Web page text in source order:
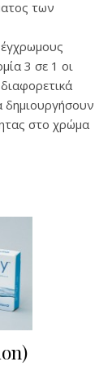
των
3 σε 1 οι
δημιουργήσουν
στο χρώμα